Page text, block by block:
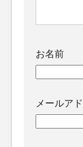
お名前
メールア